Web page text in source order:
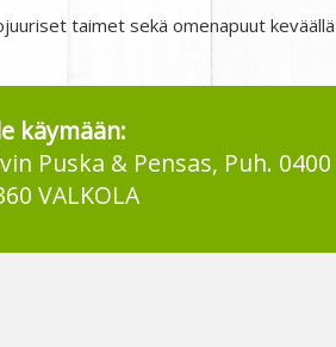
taimet sekä omenapuut
käymään:
Puska & Pensas, Puh.
VALKOLA